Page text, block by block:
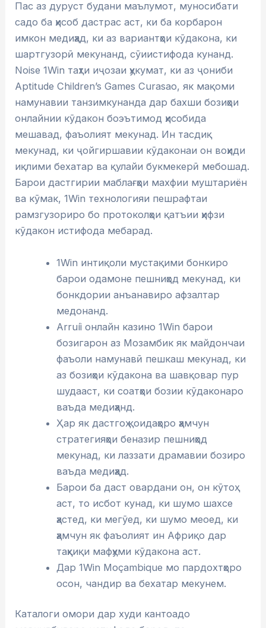
Пас аз дуруст будани маълумот, муносибати
садо ба ҳисоб дастрас аст, ки ба корбарон
имкон медиҳад, ки аз вариантҳои кӯдакона, ки
шартгузорӣ мекунанд, сӯиистифода кунанд.
Noise 1Win таҳти иҷозаи ҳукумат, ки аз ҷониби
Aptitude Children’s Games Curasao, як мақоми
намунавии танзимкунанда дар бахши бозиҳои
онлайнии кӯдакон боэътимод ҳисобида
мешавад, фаъолият мекунад. Ин тасдиқ
мекунад, ки ҷойгиршавии кӯдаконаи он воҳиди
иқлими бехатар ва қулайи букмекерӣ мебошад.
Барои дастгирии маблағҳои махфии муштариён
ва кӯмак, 1Win технологияи пешрафтаи
рамзгузориро бо протоколҳои қатъии ҳифзи
кӯдакон истифода мебарад.
1Win интиқоли мустақими бонкиро
барои одамоне пешниҳод мекунад, ки
бонкдории анъанавиро афзалтар
медонанд.
Arruíi онлайн казино 1Win барои
бозигарон аз Мозамбик як майдончаи
фаъоли намунавӣ пешкаш мекунад, ки
аз бозиҳои кӯдакона ва шавқовар пур
шудааст, ки соатҳои бозии кӯдаконаро
ваъда медиҳанд.
Ҳар як дастгоҳ қоидаҳоро ҳамчун
стратегияҳои беназир пешниҳод
мекунад, ки лаззати драмавии бозиро
ваъда медиҳад.
Барои ба даст овардани он, он кӯтоҳ
аст, то исбот кунад, ки шумо шахсе
ҳастед, ки мегӯед, ки шумо меоед, ки
ҳамчун як фаъолият ин Африқо дар
таҳқиқи мафҳуми кӯдакона аст.
Дар 1Win Moçambique мо пардохтҳоро
осон, чандир ва бехатар мекунем.
Каталоги омори дар худи кантоадо